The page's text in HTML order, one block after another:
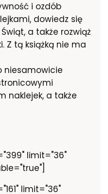
i ozdób
dowiedz się
a także rozwiąż
Z tą książką nie ma
niesamowicie
naklejek, a także
limit="36"
limit="36"